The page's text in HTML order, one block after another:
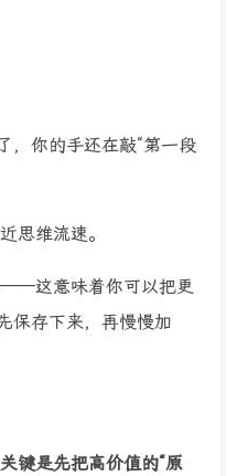
，你的手还在敲“第一段
思维流速。
——这意味着你可以把更
保存下来，再慢慢加
键是先把高价值的“原